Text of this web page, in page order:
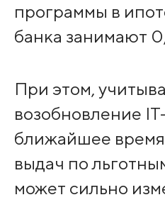
программы в
банка занимают
При этом,
возобновление
ближайшее
выдач по
может сильно